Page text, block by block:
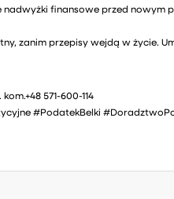
finansowe przed nowym
zanim przepisy wejdą w życie.
kom.+48 571-600-114
#PodatekBelki